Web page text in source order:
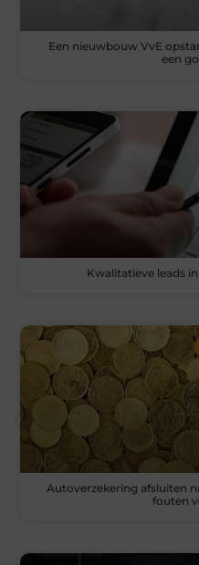
Een nieuwbouw VvE
een
Kwalitatieve leads
Autoverzekering afsluiten
fouten